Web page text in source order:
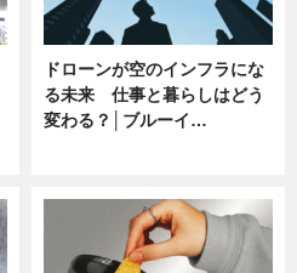
ドローンが空のインフラにな
る未来 仕事と暮らしはどう
変わる？│ブルーイ…